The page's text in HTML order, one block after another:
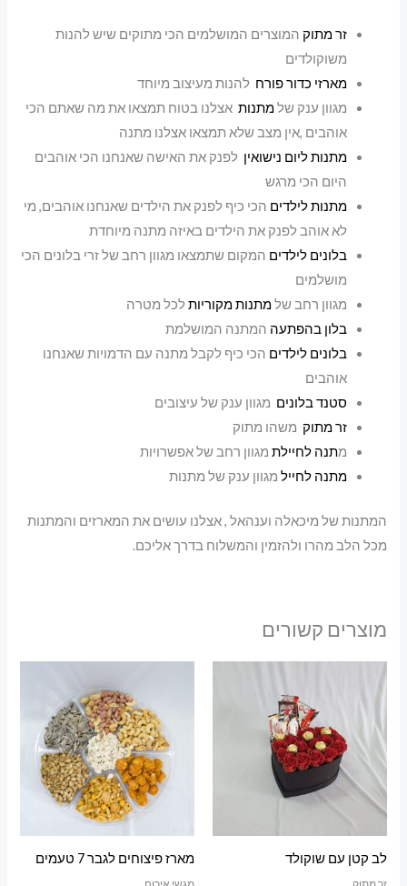
זר מתוק המוצרים המושלמים הכי מתוקים שיש להנות
משוקולדים
מארזי כדור פורח להנות מעיצוב מיוחד
מגוון ענק שלמתנות אצלנו בטוח תמצאו את מה שאתם הכי
אוהבים ,אין מצב שלא תמצאו אצלנו מתנה
מתנות ליום נישואין לפנק את האישה שאנחנו הכי אוהבים
היום הכי מרגש
מתנות לילדים הכי כיף לפנק את הילדים שאנחנו אוהבים, מי
לא אוהב לפנק את הילדים באיזה מתנה מיוחדת
בלונים לילדים המקום שתמצאו מגוון רחב של זרי בלונים הכי
מושלמים
מגוון רחב שלמתנות מקוריותלכל מטרה
בלון בהפתעה המתנה המושלמת
בלונים לילדים הכי כיף לקבל מתנה עם הדמויות שאנחנו
אוהבים
סטנד בלונים מגוון ענק של עיצובים
זר מתוק משהו מתוק
מתנה לחיילת מגוון רחב של אפשרויות
מתנה לחייל מגוון ענק של מתנות
המתנות של מיכאלה וענהאל , אצלנו עושים את המארזים והמתנות
מכל הלב מהרו ולהזמין והמשלוח בדרך אליכם.
מוצרים קשורים
לב קטן עם שוקולד מארז פיצוחים לגבר 7 טעמים